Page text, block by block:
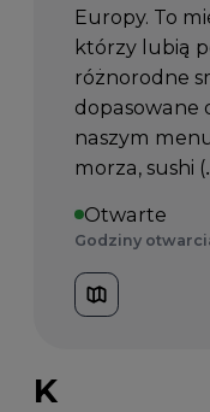
Europy. To
którzy lubią
różnorodne
dopasowane
naszym
morza, sushi
Otwarte
Godziny
K